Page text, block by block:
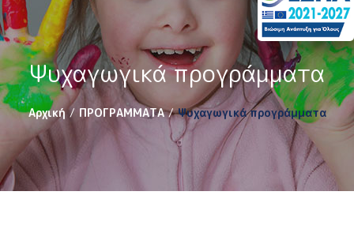
Ψυχαγωγικά προγράμματα
Αρχική ΠΡΟΓΡΑΜΜΑΤΑ Ψυχαγωγικά προγράμματα